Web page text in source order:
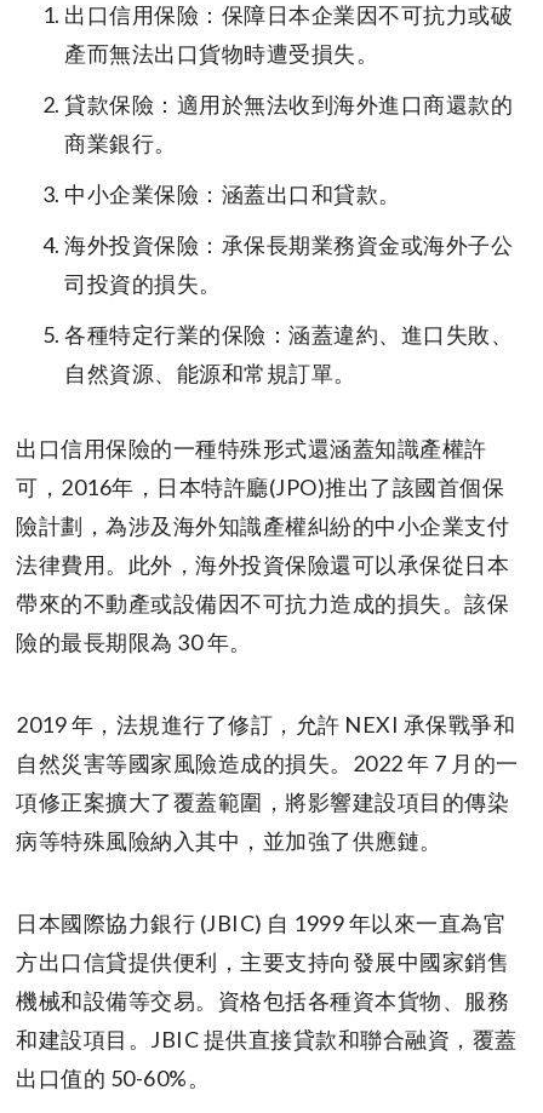
出口信用保險：保障日本企業因不可抗力或破
產而無法出口貨物時遭受損失。
貸款保險：適用於無法收到海外進口商還款的
商業銀行。
中小企業保險：涵蓋出口和貸款。
海外投資保險：承保長期業務資金或海外子公
司投資的損失。
各種特定行業的保險：涵蓋違約、進口失敗、
自然資源、能源和常規訂單。
出口信用保險的一種特殊形式還涵蓋知識產權許
可，2016年，日本特許廳(JPO)推出了該國首個保
險計劃，為涉及海外知識產權糾紛的中小企業支付
法律費用。此外，海外投資保險還可以承保從日本
帶來的不動產或設備因不可抗力造成的損失。該保
險的最長期限為 30 年。
2019 年，法規進行了修訂，允許 NEXI 承保戰爭和
自然災害等國家風險造成的損失。2022 年 7 月的一
項修正案擴大了覆蓋範圍，將影響建設項目的傳染
病等特殊風險納入其中，並加強了供應鏈。
日本國際協力銀行 (JBIC) 自 1999 年以來一直為官
方出口信貸提供便利，主要支持向發展中國家銷售
機械和設備等交易。資格包括各種資本貨物、服務
和建設項目。JBIC 提供直接貸款和聯合融資，覆蓋
出口值的 50-60%。